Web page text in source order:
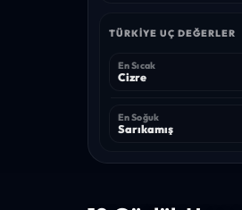
TÜRKIYE UÇ DEĞERLER
En Sıcak
Cizre
En Soğuk
Sarıkamış